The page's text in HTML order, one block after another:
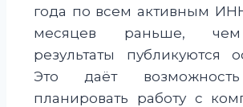
года по всем активным
месяцев раньше,
результаты публикуются
Это даёт
планировать работу с